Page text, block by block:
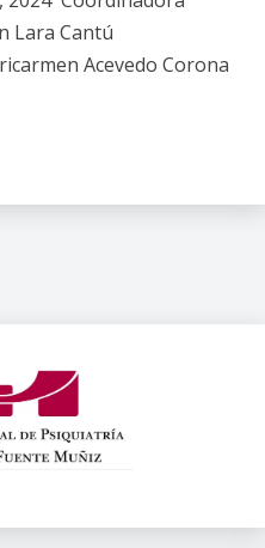
Lara Cantú
Acevedo Corona